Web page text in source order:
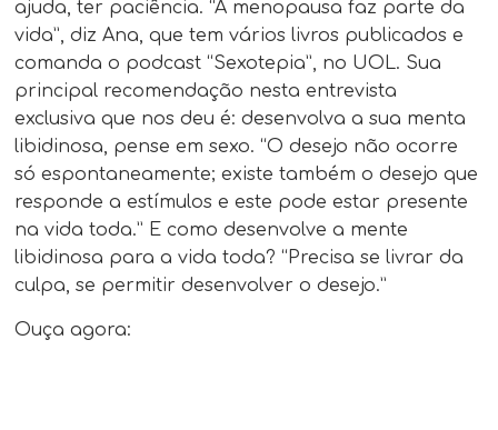
ajuda, ter paciência. “A menopausa faz parte da
vida”, diz Ana, que tem vários livros publicados e
comanda o podcast “Sexotepia”, no UOL. Sua
principal recomendação nesta entrevista
exclusiva que nos deu é: desenvolva a sua menta
libidinosa, pense em sexo. “O desejo não ocorre
só espontaneamente; existe também o desejo que
responde a estímulos e este pode estar presente
na vida toda.” E como desenvolve a mente
libidinosa para a vida toda? “Precisa se livrar da
culpa, se permitir desenvolver o desejo.”
Ouça agora: